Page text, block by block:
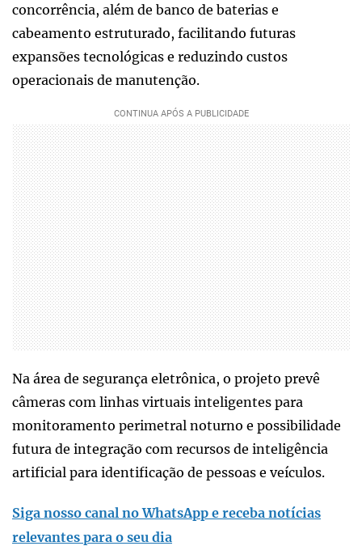
concorrência, além de banco de baterias e
cabeamento estruturado, facilitando futuras
expansões tecnológicas e reduzindo custos
operacionais de manutenção.
Na área de segurança eletrônica, o projeto prevê
câmeras com linhas virtuais inteligentes para
monitoramento perimetral noturno e possibilidade
futura de integração com recursos de inteligência
artificial para identificação de pessoas e veículos.
Siga nosso canal no WhatsApp e receba notícias
relevantes para o seu dia